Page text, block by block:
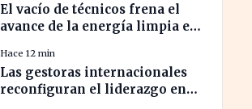
El vacío de técnicos frena el
avance de la energía limpia en
Hace 12 min
Las gestoras internacionales
reconfiguran el liderazgo en